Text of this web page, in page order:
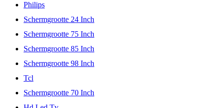
Philips
Schermgrootte 24 Inch
Schermgrootte 75 Inch
Schermgrootte 85 Inch
Schermgrootte 98 Inch
Tcl
Schermgrootte 70 Inch